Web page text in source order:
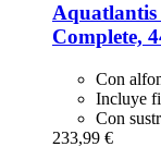
Aquatlantis
Complete,
Con
Incluye
Con
233,99 €